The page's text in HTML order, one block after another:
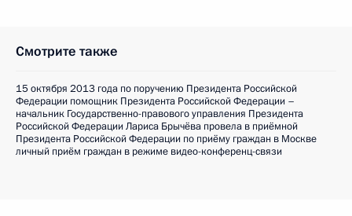
Смотрите также
15 октября 2013 года по поручению Президента Российской
Федерации помощник Президента Российской Федерации –
начальник Государственно-правового управления Президента
Российской Федерации Лариса Брычёва провела в приёмной
Президента Российской Федерации по приёму граждан в Москве
личный приём граждан в режиме видео-конференц-связи